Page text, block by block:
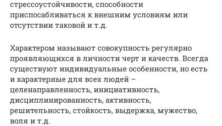
стрессоустойчивости, способности
приспосабливаться к внешним условиям или
отсутствии таковой и т.д.
Характером называют совокупность регулярно
проявляющихся в личности черт и качеств. Всегда
существуют индивидуальные особенности, но есть
и характерные для всех людей –
целенаправленность, инициативность,
дисциплинированность, активность,
решительность, стойкость, выдержка, мужество,
воля и т.д.